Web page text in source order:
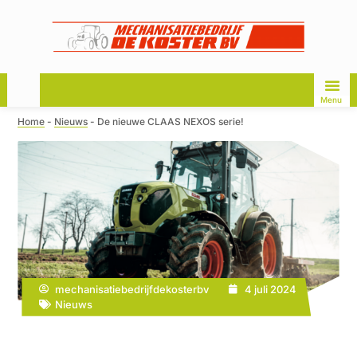
Menu
Home - Nieuws - De nieuwe CLAAS NEXOS serie!
mechanisatiebedrijfdekosterbv
4 juli 2024
Nieuws